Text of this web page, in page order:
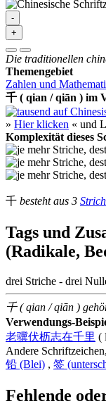
-
+
Die traditionellen
Themengebiet
Zahlen und
千 ( qian / qiān ) im
» Hier klicken « und
Komplexität dieses
千 besteht aus 3
Tags und
(Radikale,
drei Striche - drei
千 ( qian / qiān )
Verwendungs-
老骥伏枥志在千里 (
Andere
铅 (Blei) , 签
Fehlende